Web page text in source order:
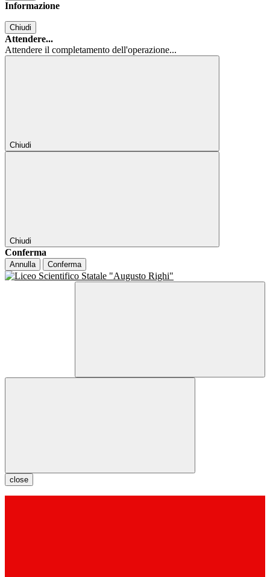
Informazione
Chiudi
Attendere...
Attendere il completamento dell'operazione...
Chiudi
Chiudi
Conferma
Annulla Conferma
close